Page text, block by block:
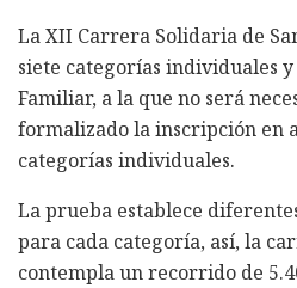
La XII Carrera Solidaria de
siete categorías individuales
Familiar, a la que no será
formalizado la inscripción en
categorías individuales.
La prueba establece
para cada categoría, así, la
contempla un recorrido de